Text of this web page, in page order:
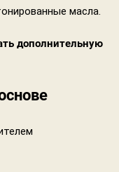
масла.
дополнительную